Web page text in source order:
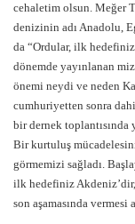
cehaletim olsun. Meğer
denizinin adı Anadolu,
da “Ordular, ilk
dönemde yayınlanan
önemi neydi ve neden
cumhuriyetten sonra
bir dernek toplantısında
Bir kurtuluş
görmemizi sağladı.
ilk hedefiniz
son aşamasında